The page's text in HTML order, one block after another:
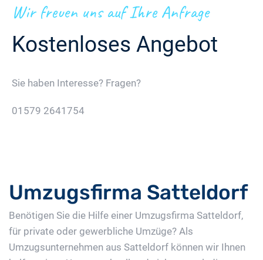
Wir freuen uns auf Ihre Anfrage
Kostenloses Angebot
Sie haben Interesse? Fragen?
01579 2641754
Umzugsfirma Satteldorf
Benötigen Sie die Hilfe einer Umzugsfirma Satteldorf,
für private oder gewerbliche Umzüge? Als
Umzugsunternehmen aus Satteldorf können wir Ihnen